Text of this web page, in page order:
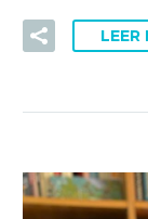
LEER